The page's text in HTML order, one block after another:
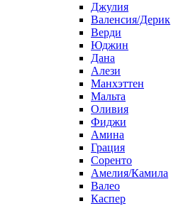
Джулия
Валенсия/Дерик
Верди
Юджин
Дана
Алези
Манхэттен
Мальта
Оливия
Фиджи
Амина
Грация
Соренто
Амелия/Камила
Валео
Каспер